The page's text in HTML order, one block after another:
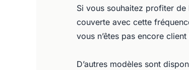
Si vous souhaitez profiter de
couverte avec cette
vous n’êtes pas encore
D’autres modèles sont